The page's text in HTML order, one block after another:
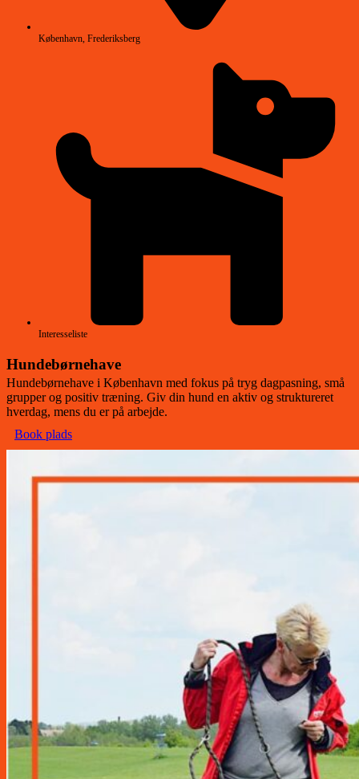
København, Frederiksberg
Interesseliste
Hundebørnehave
Hundebørnehave i København med fokus på tryg dagpasning, små
grupper og positiv træning. Giv din hund en aktiv og struktureret
hverdag, mens du er på arbejde.
Book plads